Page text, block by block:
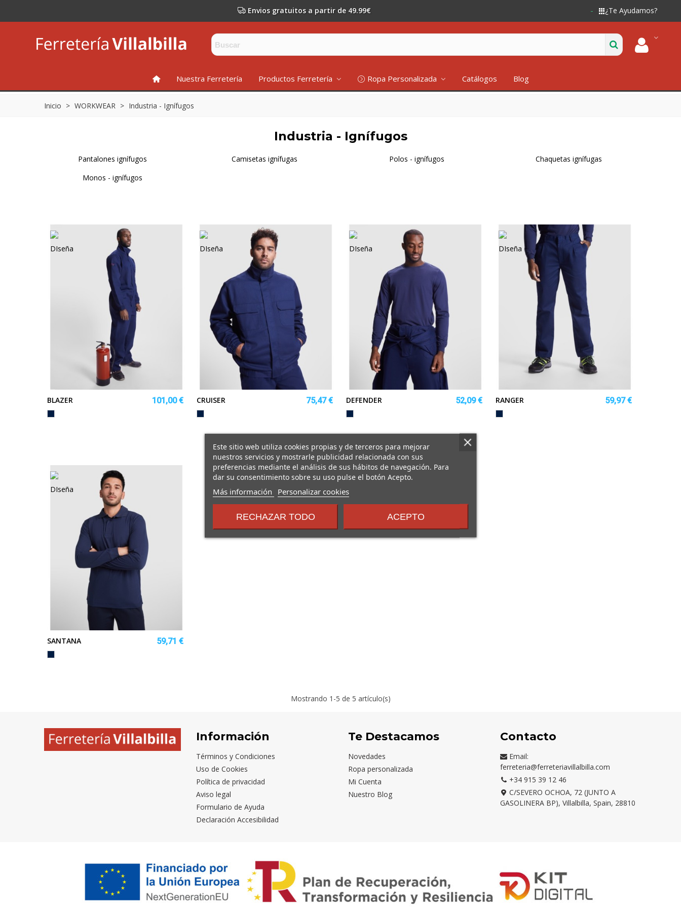
Envios gratuitos a partir de 49.99€ ¿Te Ayudamos?
INICIONuestra Ferretería Productos Ferretería Ropa Personalizada Catálogos Blog
Inicio > WORKWEAR > Industria - Ignífugos
Industria - Ignífugos
Pantalones ignífugos Camisetas ignífugas Polos - ignífugos
Chaquetas ignífugas
Monos - ignífugos
BLAZER
101,00 €
MARINO
CRUISER
75,47 €
MARINO
DEFENDER
52,09 €
MARINO
RANGER
59,97 €
MARINO
SANTANA
59,71 €
MARINO
Mostrando 1 -5 de 5 artículo(s)
Información
Términos y Condiciones
Uso de Cookies
Política de privacidad
Aviso legal
Formulario de Ayuda
Declaración Accesibilidad
Te Destacamos
Novedades
Ropa personalizada
Mi Cuenta
Nuestro Blog
Contacto
Email:
ferreteria@ferreteriavillalbilla.com
+34 915 39 12 46
C/SEVERO OCHOA, 72 (JUNTO A
GASOLINERA BP), Villalbilla, Spain, 28810
Este sitio web utiliza cookies propias y de terceros para mejorar
nuestros servicios y mostrarle publicidad relacionada con sus
preferencias mediante el análisis de sus hábitos de navegación. Para
dar su consentimiento sobre su uso pulse el botón Acepto.
Más información
sobre
y
condiciones
Personalizar cookies
RECHAZAR TODO ACEPTO